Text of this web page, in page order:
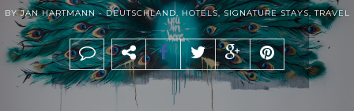
BY JAN HARTMANN - DEUTSCHLAND, HOTELS,SIGNATURE STAYS,TRAVEL